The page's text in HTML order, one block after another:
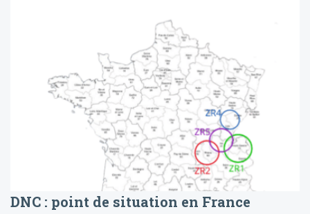
DNC : point de situation en France